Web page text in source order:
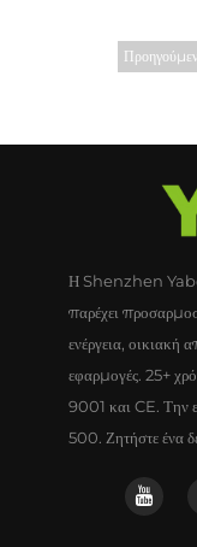
Η Shenzhen
παρέχει
ενέργεια, οικιακή
εφαρμογές. 25+
9001 και CE. Την
500. Ζητήστε ένα